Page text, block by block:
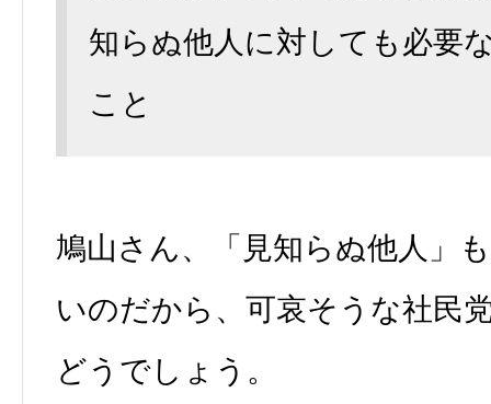
知らぬ他人に対しても必要
こと
鳩山さん、「見知らぬ他人」
いのだから、可哀そうな社民
どうでしょう。